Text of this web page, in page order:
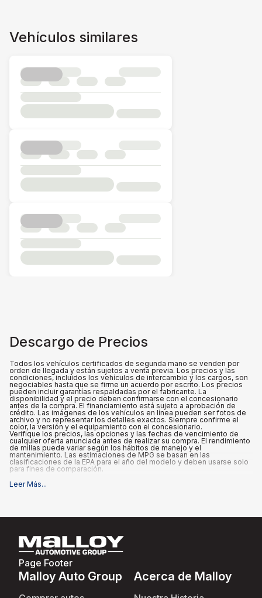
Vehículos similares
Descargo de Precios
Todos los vehículos certificados de segunda mano se venden por
orden de llegada y están sujetos a venta previa. Los precios y las
condiciones, incluidos los vehículos de intercambio y los cargos, son
negociables hasta que se firme un acuerdo por escrito. Los precios
pueden incluir garantías respaldadas por el fabricante. La
disponibilidad y el precio deben confirmarse con el concesionario
antes de la compra. El financiamiento está sujeto a aprobación de
crédito. Las imágenes de los vehículos en línea pueden ser fotos de
archivo y no representar los detalles exactos. Siempre confirme el
color, la versión y el equipamiento con el concesionario.
Verifique los precios, las opciones y las fechas de vencimiento de
cualquier oferta anunciada antes de realizar su compra. El rendimiento
de millas puede variar según los hábitos de manejo y el
mantenimiento. Las estimaciones de MPG se basan en las
clasificaciones de la EPA para el año del modelo y deben usarse solo
para fines de comparación.
Qué está incluido
seleccionado por el comprador, así como los impuestos estatales y
locales, placas, registro y tarifas de título.
Leer Más...
Page Footer
Malloy Auto Group Acerca de Malloy